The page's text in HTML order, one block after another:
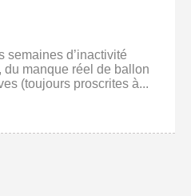
semaines d’inactivité
du manque réel de ballon
(toujours proscrites à...